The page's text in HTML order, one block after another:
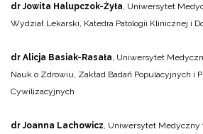
dr Jowita Halupczok-Żyła , Uniwersytet
Wydział Lekarski, Katedra Patologii Klinicznej i
dr Alicja Basiak-Rasała , Uniwersytet
Nauk o Zdrowiu, Zakład Badań Populacyjnych i
Cywilizacyjnych
dr Joanna Lachowicz , Uniwersytet